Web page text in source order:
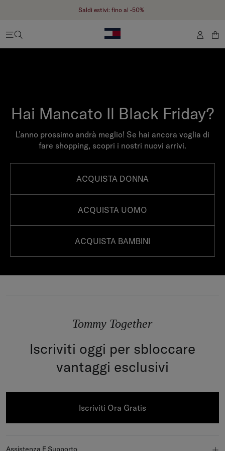
Saldi estivi: fino al -50%
Hai Mancato Il Black Friday?
L’anno prossimo andrà meglio! Se hai ancora voglia di
fare shopping, scopri i nostri nuovi arrivi.
ACQUISTA DONNA
ACQUISTA UOMO
ACQUISTA BAMBINI
Tommy Together
Iscriviti oggi per sbloccare
vantaggi esclusivi
Iscriviti Ora Gratis
Assistenza E Supporto